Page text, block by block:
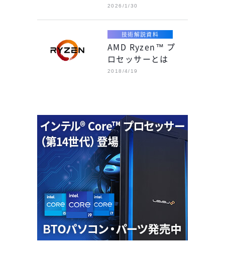
2026/1/30
技術解説資料
AMD Ryzen™ プ
ロセッサーとは
2018/4/19